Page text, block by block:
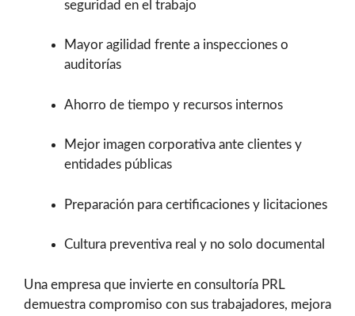
seguridad en el trabajo
Mayor agilidad frente a inspecciones o
auditorías
Ahorro de tiempo y recursos internos
Mejor imagen corporativa ante clientes y
entidades públicas
Preparación para certificaciones y licitaciones
Cultura preventiva real y no solo documental
Una empresa que invierte en consultoría PRL
demuestra compromiso con sus trabajadores, mejora